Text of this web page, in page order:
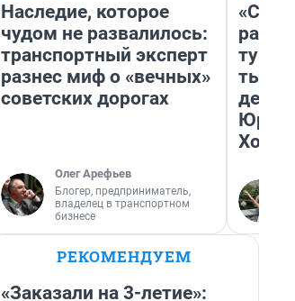
Наследие, которое
чудом не развалилось:
транспортный эксперт
разнес миф о «вечных»
советских дорогах
Олег Арефьев
Блогер, предприниматель,
владелец в транспортном
бизнесе
день
РЕКОМЕНДУЕМ
«Заказали на 3-летие»: